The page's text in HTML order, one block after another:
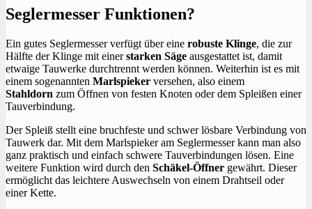
Seglermesser Funktionen?
Ein gutes Seglermesser verfügt über eine robuste Klinge, die zur
Hälfte der Klinge mit einerstarken Säge ausgestattet ist, damit
etwaige Tauwerke durchtrennt werden können. Weiterhin ist es mit
einem sogenannten Marlspieker versehen, also einem
Stahldorn zum Öffnen von festen Knoten oder dem Spleißen einer
Tauverbindung.
Der Spleiß stellt eine bruchfeste und schwer lösbare Verbindung von
Tauwerk dar. Mit dem Marlspieker am Seglermesser kann man also
ganz praktisch und einfach schwere Tauverbindungen lösen. Eine
weitere Funktion wird durch den Schäkel-Öffner gewährt. Dieser
ermöglicht das leichtere Auswechseln von einem Drahtseil oder
einer Kette.